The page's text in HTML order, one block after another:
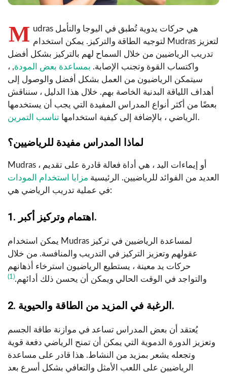
M udras هي حركات يدوية تُطبق في اليوجا والتأمل
لتوجيه الطاقة والتركيز. يمكن استخدام Mudras لتعزيز
تدريب الرياضيين من خلال السماح لهم بالتركيز بشكل أفضل
واكتساب القوة وتجنب الإصابة. بمساعدة بعض المودة, ،
سيتمكن الرياضيون من العمل بشكل أفضل والوصول إلى
أهداف اللياقة البدنية الخاصة بهم. خلال هذا الدليل ، سنناقش
بعضًا من أكثر أنواع المدراس المفيدة التي يجب أن يستخدمها
الرياضي ، بالإضافة إلى كيفية استخدامها تناسب التمرين .
لماذا المدراس مفيدة للرياضيين؟
Mudras ، أو إيماءات اليد ، هي أداة فعالة قادرة على تقديم
العديد من الفوائد للرياضيين. الرئيسية مزايا استخدام المودات
في عملية تدريب الرياضي هي:
1. اهتمام وتركيز أكبر.
يمكن استخدام Mudras لمساعدة الرياضيين في تركيز
عقولهم وتعزيز التركيز في التدريب والمنافسة. من خلال
حركات يد معينة ، يستطيع الرياضيون استرخاء أذهانهم
والتواجد في الوقت الحالي ويمكن أن يحسن ذلك أدائهم.(1)
2. الرغبة في المزيد من الطاقة والحيوية.
يُعتقد أن بعض المدراس تساعد في موازنة طاقة الجسم
وتعزيز الدورة الدموية التي يمكن أن تمنح الرياضي دفعة قوية
وتجعله يشعر بمزيد من النشاط. هذا قادر على مساعدة
الرياضيين على اللعب الأمثل والتعافي بشكل أسرع بعد